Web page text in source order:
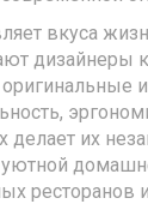
вкуса
дизайнеры
делает их
ресторанов